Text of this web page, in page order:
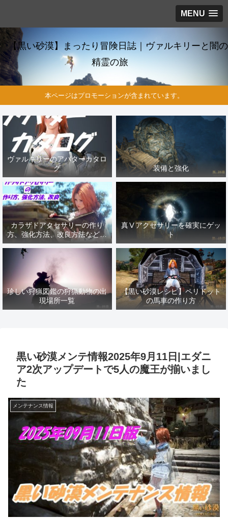
MENU
【黒い砂漠】まったり冒険日誌｜ヴァルキリーと闇の
精霊の旅
本ページはプロモーションが含まれています。
ヴァルキリーのアバターカタロ
グ
装備と強化
カラザドアクセサリーの作り
方、強化方法、改良方法などま
とめ【黒い砂漠冒険日誌１４１
真Ⅴアクセサリーを確実にゲッ
ト
珍しい狩猟図鑑の狩猟動物の出
現場所一覧
【黒い砂漠レシピ】ペリドット
の馬車の作り方
黒い砂漠メンテ情報2025年9月11日|エダニ
ア2次アップデートで5人の魔王が揃いまし
た
メンテナンス情報